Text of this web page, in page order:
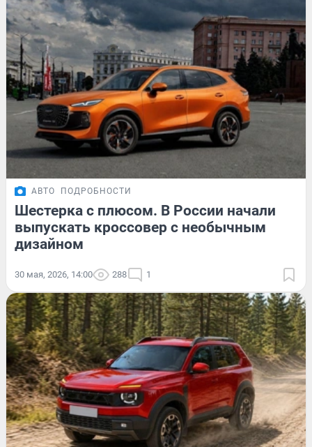
АВТО ПОДРОБНОСТИ
Шестерка с плюсом. В России начали
выпускать кроссовер с необычным
дизайном
30 мая, 2026, 14:00 288 1